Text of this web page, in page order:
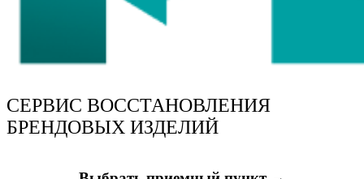
СЕРВИС ВОССТАНОВЛЕНИЯ
БРЕНДОВЫХ ИЗДЕЛИЙ